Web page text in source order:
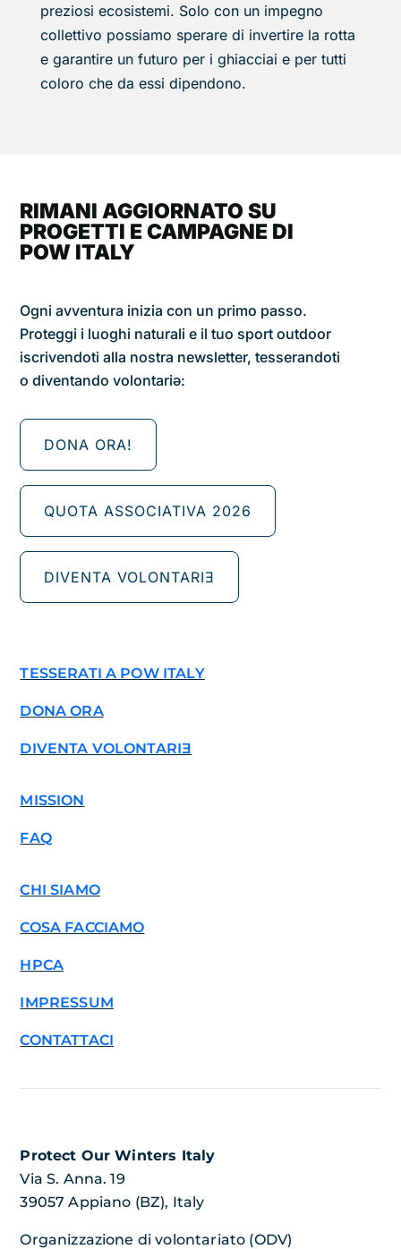
preziosi ecosistemi. Solo con un impegno
collettivo possiamo sperare di invertire la rotta
e garantire un futuro per i ghiacciai e per tutti
coloro che da essi dipendono.
RIMANI AGGIORNATO SU
PROGETTI E CAMPAGNE DI
POW ITALY
Ogni avventura inizia con un primo passo.
Proteggi i luoghi naturali e il tuo sport outdoor
iscrivendoti alla nostra newsletter, tesserandoti
o diventando volontariǝ:
DONA ORA!
QUOTA ASSOCIATIVA 2026
DIVENTA VOLONTARIƎ
TESSERATI A POW ITALY
DONA ORA
DIVENTA VOLONTARIƎ
MISSION
FAQ
CHI SIAMO
COSA FACCIAMO
HPCA
IMPRESSUM
CONTATTACI
Protect Our Winters Italy
Via S. Anna. 19
39057 Appiano (BZ), Italy
Organizzazione di volontariato (ODV)